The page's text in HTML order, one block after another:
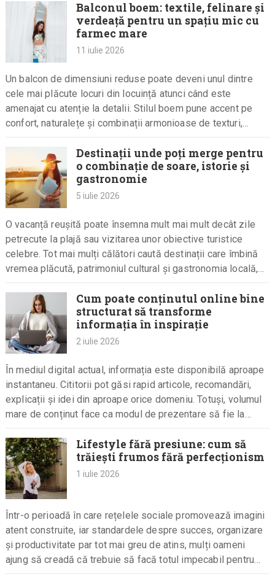
Balconul boem: textile, felinare și
verdeață pentru un spațiu mic cu
farmec mare
11 iulie 2026
Un balcon de dimensiuni reduse poate deveni unul dintre
cele mai plăcute locuri din locuință atunci când este
amenajat cu atenție la detalii. Stilul boem pune accent pe
confort, naturalețe și combinații armonioase de texturi,…
Destinații unde poți merge pentru
o combinație de soare, istorie și
gastronomie
5 iulie 2026
O vacanță reușită poate însemna mult mai mult decât zile
petrecute la plajă sau vizitarea unor obiective turistice
celebre. Tot mai mulți călători caută destinații care îmbină
vremea plăcută, patrimoniul cultural și gastronomia locală,
Cum poate conținutul online bine
structurat să transforme
informația în inspirație
2 iulie 2026
În mediul digital actual, informația este disponibilă aproape
instantaneu. Cititorii pot găsi rapid articole, recomandări,
explicații și idei din aproape orice domeniu. Totuși, volumul
mare de conținut face ca modul de prezentare să fie la…
Lifestyle fără presiune: cum să
trăiești frumos fără perfecționism
1 iulie 2026
Într-o perioadă în care rețelele sociale promovează imagini
atent construite, iar standardele despre succes, organizare
și productivitate par tot mai greu de atins, mulți oameni
ajung să creadă că trebuie să facă totul impecabil pentru…